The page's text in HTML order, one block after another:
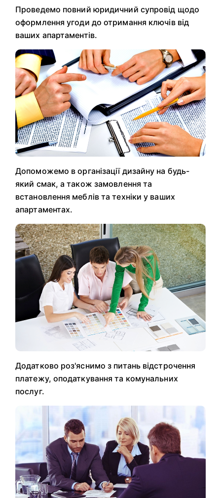
Проведемо повний юридичний супровід щодо
оформлення угоди до отримання ключів від
ваших апартаментів.
Допоможемо в організації дизайну на будь-
який смак, а також замовлення та
встановлення меблів та техніки у ваших
апартаментах.
Додатково роз'яснимо з питань відстрочення
платежу, оподаткування та комунальних
послуг.